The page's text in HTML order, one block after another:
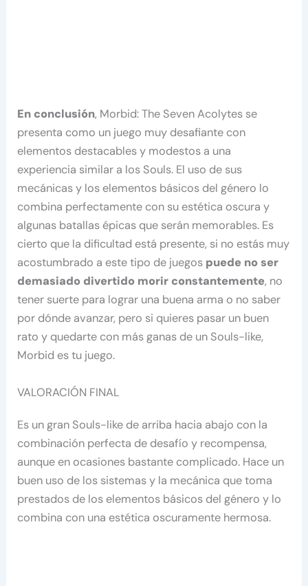
En conclusión, Morbid: The Seven Acolytes se
presenta como un juego muy desafiante con
elementos destacables y modestos a una
experiencia similar a los Souls. El uso de sus
mecánicas y los elementos básicos del género lo
combina perfectamente con su estética oscura y
algunas batallas épicas que serán memorables. Es
cierto que la dificultad está presente, si no estás muy
acostumbrado a este tipo de juegos puede no ser
demasiado divertido morir constantemente, no
tener suerte para lograr una buena arma o no saber
por dónde avanzar, pero si quieres pasar un buen
rato y quedarte con más ganas de un Souls-like,
Morbid es tu juego.
VALORACIÓN FINAL
Es un gran Souls-like de arriba hacia abajo con la
combinación perfecta de desafío y recompensa,
aunque en ocasiones bastante complicado. Hace un
buen uso de los sistemas y la mecánica que toma
prestados de los elementos básicos del género y lo
combina con una estética oscuramente hermosa.